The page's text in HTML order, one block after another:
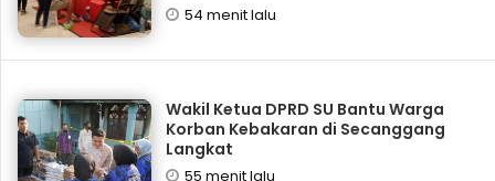
54 menit lalu
Wakil Ketua DPRD SU Bantu Warga
Korban Kebakaran di Secanggang
Langkat
55 menit lalu